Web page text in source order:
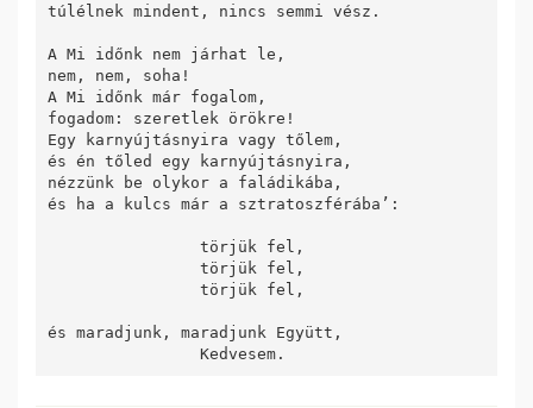
túlélnek mindent, nincs semmi vész.
A Mi időnk nem járhat le,
nem, nem, soha!
A Mi időnk már fogalom,
fogadom: szeretlek örökre!
Egy karnyújtásnyira vagy tőlem,
és én tőled egy karnyújtásnyira,
nézzünk be olykor a faládikába,
és ha a kulcs már a sztratoszférába’:
és maradjunk, maradjunk Együtt,